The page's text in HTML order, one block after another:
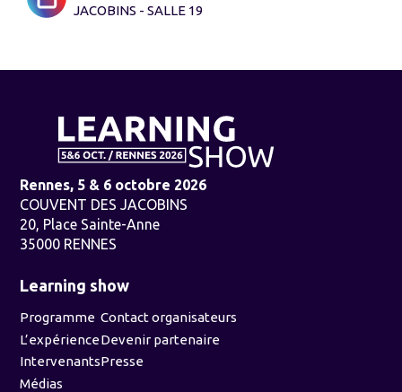
JACOBINS - SALLE 19
Rennes, 5 & 6 octobre 2026
COUVENT DES JACOBINS
20, Place Sainte-Anne
35000 RENNES
Learning show
Programme
L’expérience
Intervenants
Médias
Contact organisateurs
Devenir partenaire
Presse